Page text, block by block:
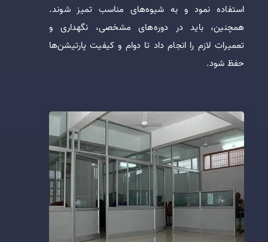
استفاده نمود و به شیوه‌های مناسب تمیز شوند.
همچنین، باید در دوره‌های مشخصی، نگهداری و
تعمیرات لازم را انجام داد تا دوام و کیفیت پارتیشن‌ها
حفظ شود.